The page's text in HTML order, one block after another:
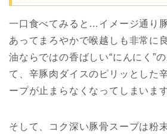
一口食べてみると…イメージ通り
あってまろやかで喉越しも非常に
油ならではの香ばしい“にんにく”
て、辛豚肉ダイスのピリッとした
ープが止まらなくなってしまいます
そして、コク深い豚骨スープは粉